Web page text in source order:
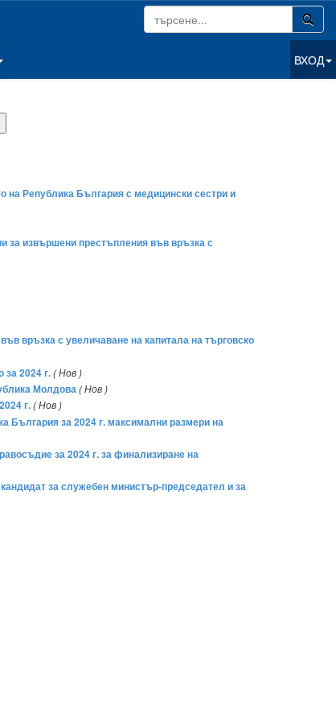
ВХОД
на Република България с медицински сестри и
за извършени престъпления във връзка с
връзка с увеличаване на капитала на търговско
2024 г.( Нов )
Молдова( Нов )
г.( Нов )
България за 2024 г. максимални размери на
за 2024 г. за финализиране на
за служебен министър-председател и за